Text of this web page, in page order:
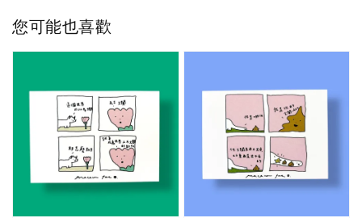
您可能也喜歡